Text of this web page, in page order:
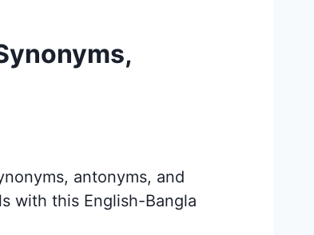
antonyms, and
with this English-Bangla